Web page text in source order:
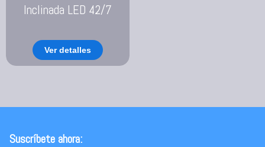
Inclinada LED 42/7
Ver detalles
Suscríbete ahora: